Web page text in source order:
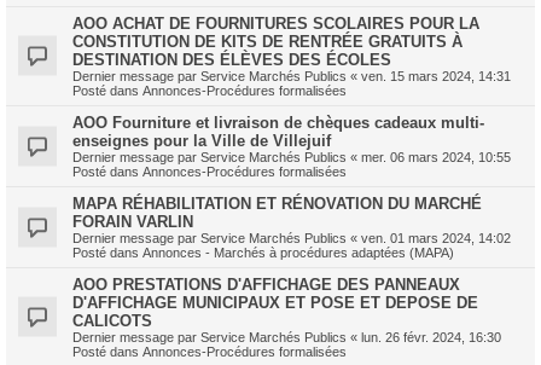
AOO ACHAT DE FOURNITURES SCOLAIRES POUR LA
CONSTITUTION DE KITS DE RENTRÉE GRATUITS À
DESTINATION DES ÉLÈVES DES ÉCOLES
Dernier message par Service Marchés Publics « ven. 15 mars 2024, 14:31
Posté dans Annonces-Procédures formalisées
AOO Fourniture et livraison de chèques cadeaux multi-
enseignes pour la Ville de Villejuif
Dernier message par Service Marchés Publics « mer. 06 mars 2024, 10:55
Posté dans Annonces-Procédures formalisées
MAPA RÉHABILITATION ET RÉNOVATION DU MARCHÉ
FORAIN VARLIN
Dernier message par Service Marchés Publics « ven. 01 mars 2024, 14:02
Posté dans Annonces - Marchés à procédures adaptées (MAPA)
AOO PRESTATIONS D'AFFICHAGE DES PANNEAUX
D'AFFICHAGE MUNICIPAUX ET POSE ET DEPOSE DE
CALICOTS
Dernier message par Service Marchés Publics « lun. 26 févr. 2024, 16:30
Posté dans Annonces-Procédures formalisées